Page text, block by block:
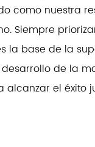
como nuestra
Siempre
la base de la
de la
el éxito